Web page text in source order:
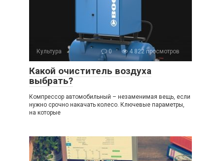
Культура 0 4 822 просмотров
Какой очиститель воздуха
выбрать?
Компрессор автомобильный – незаменимая вещь, если
нужно срочно накачать колесо. Ключевые параметры,
на которые